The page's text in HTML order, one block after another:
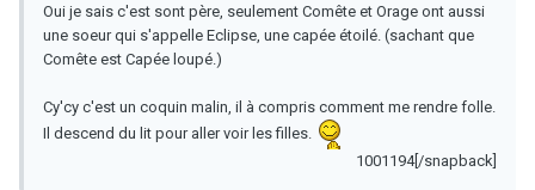
Oui je sais c'est sont père, seulement Comête et Orage ont aussi
une soeur qui s'appelle Eclipse, une capée étoilé. (sachant que
Comête est Capée loupé.)
Cy'cy c'est un coquin malin, il à compris comment me rendre folle.
Il descend du lit pour aller voir les filles.
1001194[/snapback]